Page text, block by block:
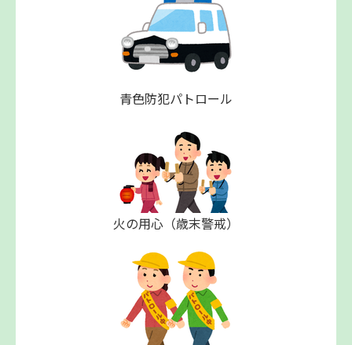
青色防犯パトロール
火の用心（歳末警戒）